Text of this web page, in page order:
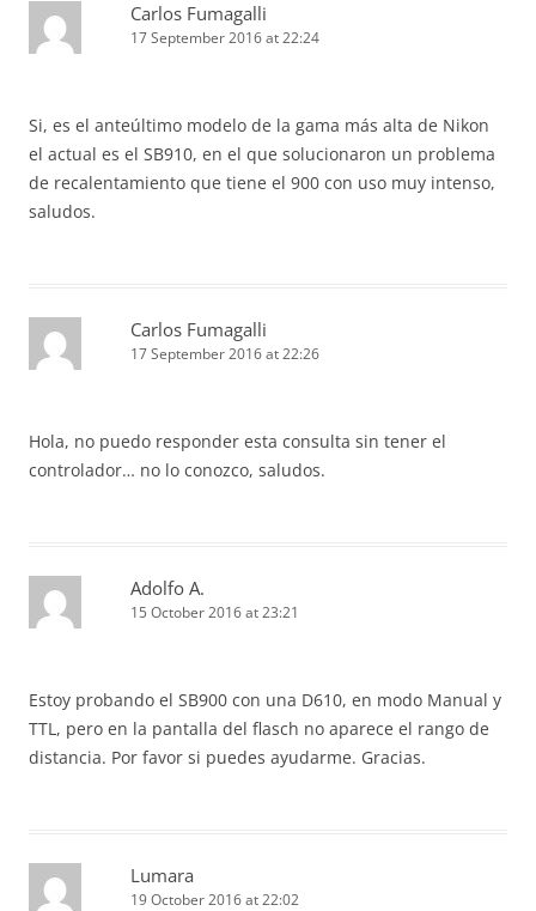
Carlos Fumagalli
17 September 2016 at 22:24
Si, es el anteúltimo modelo de la gama más alta de Nikon
el actual es el SB910, en el que solucionaron un problema
de recalentamiento que tiene el 900 con uso muy intenso,
saludos.
Carlos Fumagalli
17 September 2016 at 22:26
Hola, no puedo responder esta consulta sin tener el
controlador… no lo conozco, saludos.
Adolfo A.
15 October 2016 at 23:21
Estoy probando el SB900 con una D610, en modo Manual y
TTL, pero en la pantalla del flasch no aparece el rango de
distancia. Por favor si puedes ayudarme. Gracias.
Lumara
19 October 2016 at 22:02